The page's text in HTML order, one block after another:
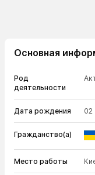
Основная
Род
деятельности
Дата рождения 02
Гражданство(а)
Место работы